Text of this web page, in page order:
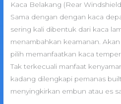
Kaca Belakang (Rear
Sama dengan dengan kaca
sering kali dibentuk dari kaca
menambahkan keamanan.
pilih memanfaatkan kaca
Tak terkecuali manfaat
kadang dilengkapi pemanas
menyingkirkan embun atau es